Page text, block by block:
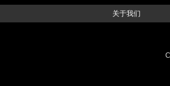
关于我们